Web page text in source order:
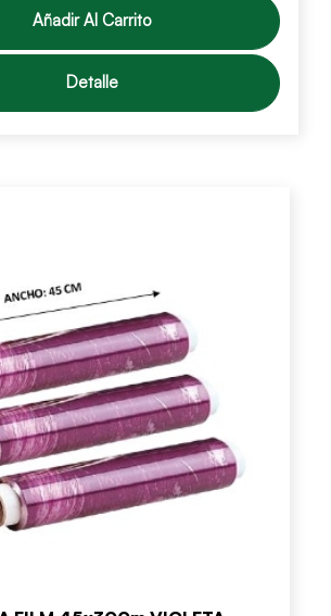
Añadir Al Carrito
Detalle